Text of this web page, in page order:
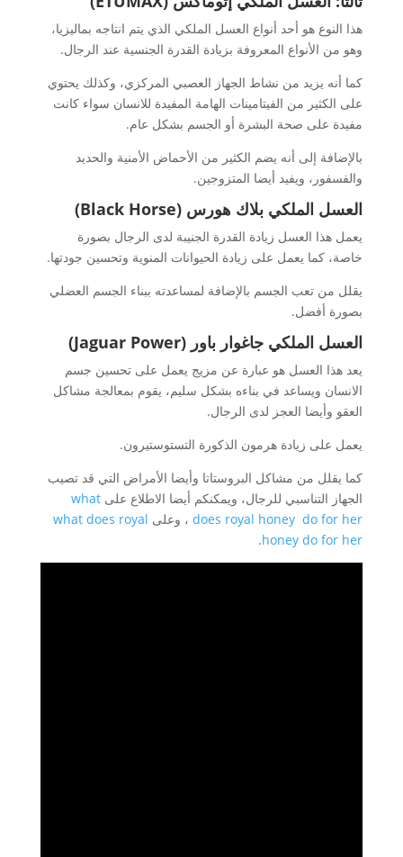
هذا النوع هو أحد أنواع العسل الملكي الذي يتم انتاجه بماليزيا،
وهو من الأنواع المعروفة بزيادة القدرة الجنسية عند الرجال.
كما أنه يزيد من نشاط الجهاز العصبي المركزي، وكذلك يحتوي
على الكثير من الفيتامينات الهامة المفيدة للانسان سواء كانت
مفيدة على صحة البشرة أو الجسم بشكل عام.
بالإضافة إلى أنه يضم الكثير من الأحماض الأمنية والحديد
والفسفور، ويفيد أيضا المتزوجين.
العسل الملكي بلاك هورس (Black Horse
)
يعمل هذا العسل زيادة القدرة الجنيبة لدى الرجال بصورة
خاصة، كما يعمل على زيادة الحيوانات المنوية وتحسين جودتها.
يقلل من تعب الجسم بالإضافة لمساعدته ببناء الجسم العضلي
بصورة أفضل.
العسل الملكي جاغوار باور (Jaguar Power
)
يعد هذا العسل هو عبارة عن مزيج يعمل على تحسين جسم
الانسان ويساعد في بناءه بشكل سليم، يقوم بمعالجة مشاكل
العقو وأيضا العجز لدى الرجال.
يعمل على زيادة هرمون الذكورة التستوستيرون.
كما يقلل من مشاكل البروستاتا وأيضا الأمراض التي قد تصيب
الجهاز التناسبي للرجال، ويمكنكم أيضا الاطلاع على what
does royal honey do for her، وعلى what does royal
honey do for her
.